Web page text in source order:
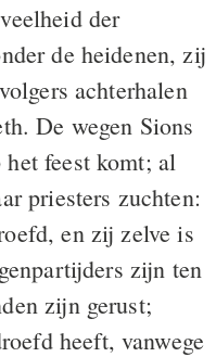
der
de heidenen, zij
achterhalen
De wegen Sions
feest komt; al
priesters zuchten:
en zij zelve is
zijn ten
zijn gerust;
heeft, vanwege